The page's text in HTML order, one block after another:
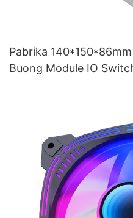
Pabrika
Buong Module IO